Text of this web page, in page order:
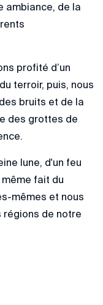
ambiance, de la
profité d’un
terroir, puis, nous
bruits et de la
des grottes de
lune, d'un feu
fait du
mêmes et nous
régions de notre